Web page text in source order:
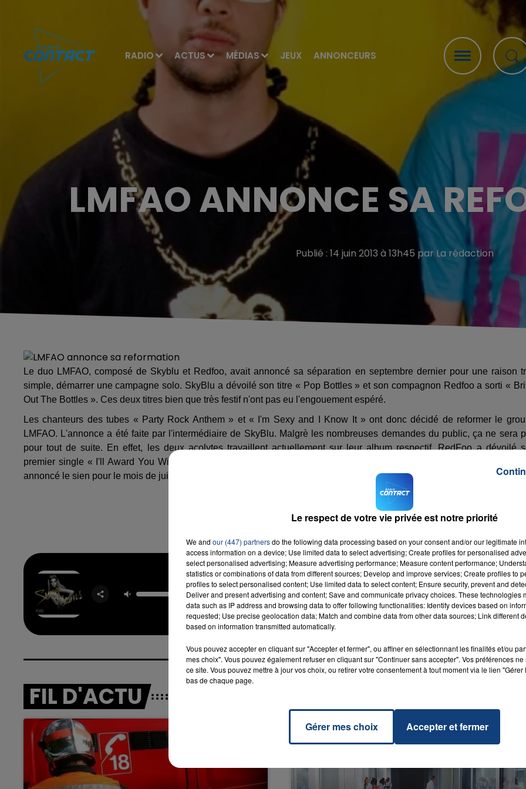
RADIO ACTUS MÉDIAS JEUX ANNONCEURS
LMFAO ANNONCE SA
Publié : 14 juin 2013 à 13h45 par La rédaction
Le duo LMFAO, composé de Skyblu et Redfoo, avait annoncé sa séparation en septembre dernier pour une raison
simple, démarrer une campagne solo. SkyBlu a dévoilé son titre « Pop Bottles » et son compagnon Redfoo a sorti «
Out The Bottles ». Ces deux titres bien que très festif n'ont pas eu l'engouement espéré.
Les chanteurs des tubes « Party Rock Anthem » et « I'm Sexy and I Know It » ont donc décidé de reformer le
LMFAO. L'annonce a été faite par l'intermédiaire de SkyBlu. Malgrè les nombreuses demandes du public, ça ne sera
pour tout de suite. En effet, les deux acolytes travaillent actuellement sur leur album respectif. RedFoo a dévoilé
premier single « I'll Award You With My Body », qui sortira sur son nouvel album « I Look Good Naked ! », et SkyBlu
annoncé le sien pour le mois de juillet, ce dernier sera intitulé « Rebel Music ».
Sweet Dreams
BEYONCE
RADIO CONTACT
FIL D'ACTU
Le respect de votre vie privée est notre priorité
We and our (447) partnersdo the following data processing based on your consent and/or our legitimate
access information on a device; Use limited data to select advertising; Create profiles for personalised
select personalised advertising; Measure advertising performance; Measure content performance;
statistics or combinations of data from different sources; Develop and improve services; Create profiles to
profiles to select personalised content; Use limited data to select content; Ensure security, prevent and
Deliver and present advertising and content; Save and communicate privacy choices. These technologies
data such as IP address and browsing data to offer following functionalities: Identify devices based on
requested; Use precise geolocation data; Match and combine data from other data sources; Link different
based on information transmitted automatically.
Vous pouvez accepter en cliquant sur "Accepter et fermer", ou affiner en sélectionnant les finalités et/ou
mes choix". Vous pouvez également refuser en cliquant sur "Continuer sans accepter". Vos préférences
ce site. Vous pouvez mettre à jour vos choix, ou retirer votre consentement à tout moment via le lien
bas de chaque page.
Gérer mes choix Accepter et fermer